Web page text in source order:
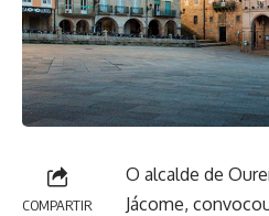
COMPARTIR
O alcalde de
Jácome,